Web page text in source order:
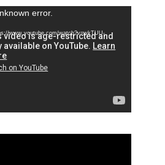
error.
www.youtube.com/watch?v=wkTUU-